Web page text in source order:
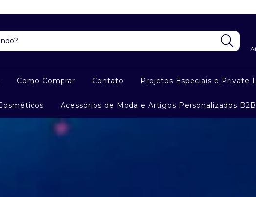
Como Comprar Contato Projetos Especiais e Private
Acessórios de Moda e Artigos Personalizados B2B